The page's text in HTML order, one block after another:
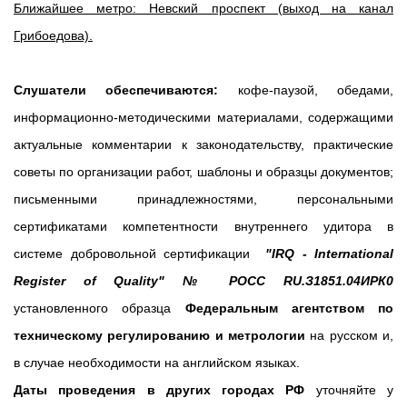
Ближайшее метро: Невский проспект (выход на канал
Грибоедова).
Слушатели обеспечиваются: кофе-паузой, обедами,
информационно-методическими материалами, содержащими
актуальные комментарии к законодательству, практические
советы по организации работ, шаблоны и образцы документов;
письменными принадлежностями, персональными
сертификатами компетентности внутреннего удитора в
системе добровольной сертификации "IRQ - International
Register of Quality" № РОСС RU.З1851.04ИРК0
установленного образца Федеральным агентством по
техническому регулированию и метрологии на русском и,
в случае необходимости на английском языках.
Даты проведения в других городах РФ уточняйте у